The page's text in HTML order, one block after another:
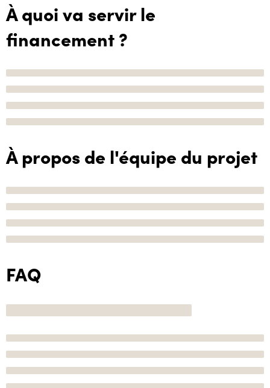
À quoi va servir le
financement ?
À propos de l'équipe du projet
FAQ